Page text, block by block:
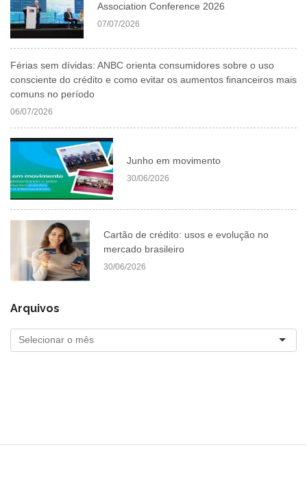
Association Conference 2026
07/07/2026
Férias sem dívidas: ANBC orienta consumidores sobre o uso
consciente do crédito e como evitar os aumentos financeiros mais
comuns no período
06/07/2026
Junho em movimento
30/06/2026
Cartão de crédito: usos e evolução no
mercado brasileiro
30/06/2026
Arquivos